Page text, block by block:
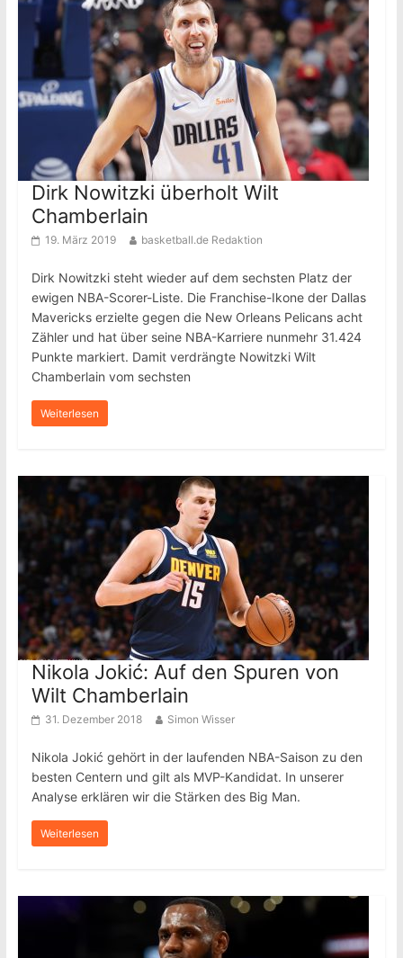
Dirk Nowitzki überholt Wilt
Chamberlain
19. März 2019 basketball.de Redaktion
Dirk Nowitzki steht wieder auf dem sechsten Platz der
ewigen NBA-Scorer-Liste. Die Franchise-Ikone der Dallas
Mavericks erzielte gegen die New Orleans Pelicans acht
Zähler und hat über seine NBA-Karriere nunmehr 31.424
Punkte markiert. Damit verdrängte Nowitzki Wilt
Chamberlain vom sechsten
Weiterlesen
Nikola Jokić: Auf den Spuren von
Wilt Chamberlain
31. Dezember 2018 Simon Wisser
Nikola Jokić gehört in der laufenden NBA-Saison zu den
besten Centern und gilt als MVP-Kandidat. In unserer
Analyse erklären wir die Stärken des Big Man.
Weiterlesen